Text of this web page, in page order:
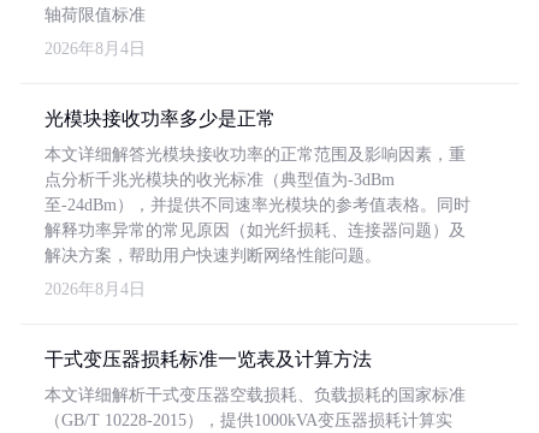
轴荷限值标准
2026年8月4日
光模块接收功率多少是正常
本文详细解答光模块接收功率的正常范围及影响因素，重
点分析千兆光模块的收光标准（典型值为-3dBm
至-24dBm），并提供不同速率光模块的参考值表格。同时
解释功率异常的常见原因（如光纤损耗、连接器问题）及
解决方案，帮助用户快速判断网络性能问题。
2026年8月4日
干式变压器损耗标准一览表及计算方法
本文详细解析干式变压器空载损耗、负载损耗的国家标准
（GB/T 10228-2015），提供1000kVA变压器损耗计算实